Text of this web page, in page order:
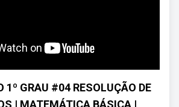
1º GRAU #04 RESOLUÇÃO DE
| MATEMÁTICA BÁSICA |